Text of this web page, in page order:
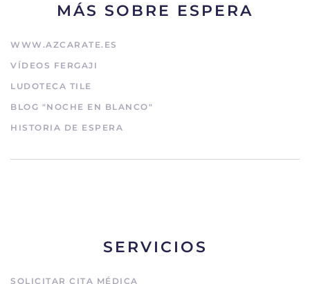
MÁS SOBRE ESPERA
WWW.AZCARATE.ES
VÍDEOS FERGAJI
LUDOTECA TILE
BLOG "NOCHE EN BLANCO"
HISTORIA DE ESPERA
SERVICIOS
SOLICITAR CITA MÉDICA